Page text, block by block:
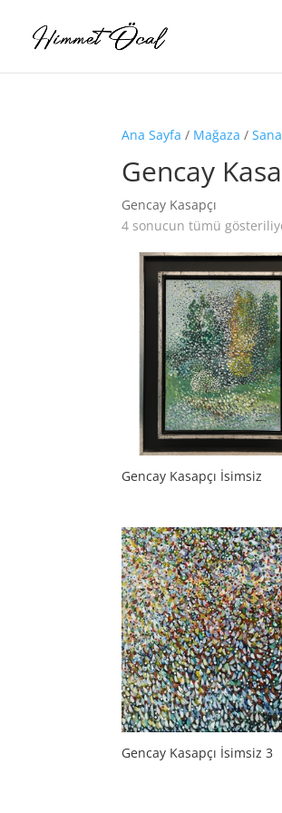
Ana Sayfa / Mağaza /
Gencay
Gencay Kasapçı
4 sonucun tümü
Gencay Kasapçı İsimsiz
Gencay Kasapçı İsimsiz 3